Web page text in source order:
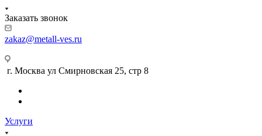
Заказать звонок
zakaz@metall-ves.ru
г. Москва ул Смирновская 25, стр 8
Услуги